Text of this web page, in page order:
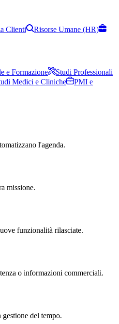
Clienti
Risorse Umane (HR)
e Formazione
Studi Professionali
Medici e Cliniche
PMI e
l'agenda.
missione.
funzionalità rilasciate.
o informazioni commerciali.
del tempo.